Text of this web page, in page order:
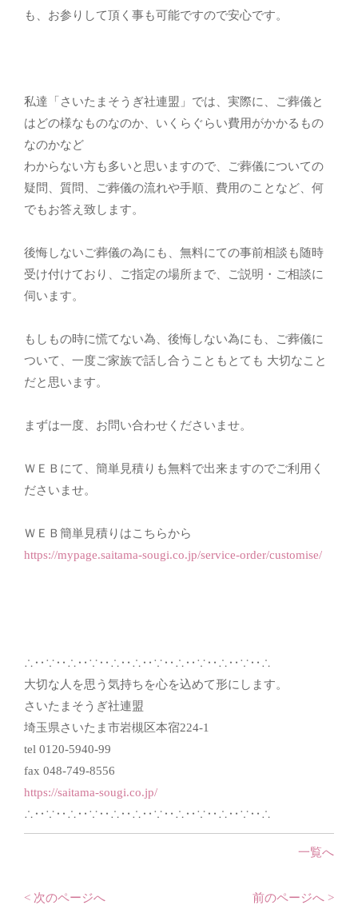
も、お参りして頂く事も可能ですので安心です。
私達「さいたまそうぎ社連盟」では、実際に、ご葬儀と
はどの様なものなのか、いくらぐらい費用がかかるもの
なのかなど
わからない方も多いと思いますので、ご葬儀についての
疑問、質問、ご葬儀の流れや手順、費用のことなど、何
でもお答え致します。
後悔しないご葬儀の為にも、無料にての事前相談も随時
受け付けており、ご指定の場所まで、ご説明・ご相談に
伺います。
もしもの時に慌てない為、後悔しない為にも、ご葬儀に
ついて、一度ご家族で話し合うこともとても 大切なこと
だと思います。
まずは一度、お問い合わせくださいませ。
ＷＥＢにて、簡単見積りも無料で出来ますのでご利用く
ださいませ。
ＷＥＢ簡単見積りはこちらから
https://mypage.saitama-sougi.co.jp/service-order/customise/
∴‥∵‥∴‥∵‥∴‥∴‥∵‥∴‥∵‥∴‥∵‥∴
大切な人を思う気持ちを心を込めて形にします。
さいたまそうぎ社連盟
埼玉県さいたま市岩槻区本宿224-1
tel 0120-5940-99
fax 048-749-8556
https://saitama-sougi.co.jp/
∴‥∵‥∴‥∵‥∴‥∴‥∵‥∴‥∵‥∴‥∵‥∴
一覧へ
< 次のページへ 前のページへ >